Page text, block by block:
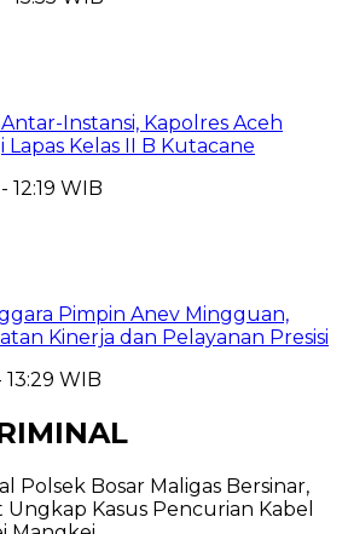
Instansi, Kapolres Aceh
Kelas II B Kutacane
12:19 WIB
Pimpin Anev Mingguan,
Kinerja dan Pelayanan Presisi
WIB